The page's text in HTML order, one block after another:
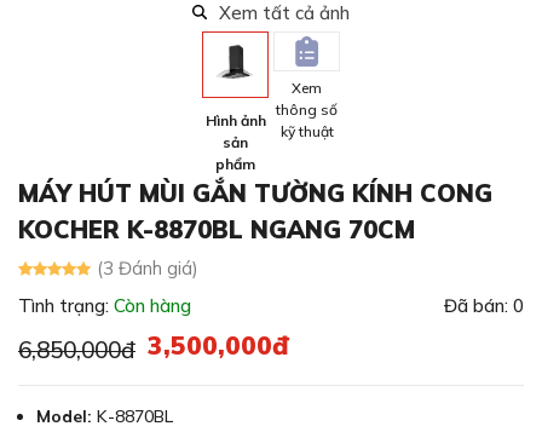
Xem tất cả ảnh
Hình ảnh
sản
phẩm
Xem
thông số
kỹ thuật
MÁY HÚT MÙI GẮN TƯỜNG KÍNH CONG
KOCHER K-8870BL NGANG 70CM
(3 Đánh giá)
Tình trạng: Còn hàng Đã bán: 0
6,850,000đ 3,500,000đ
Model: K-8870BL